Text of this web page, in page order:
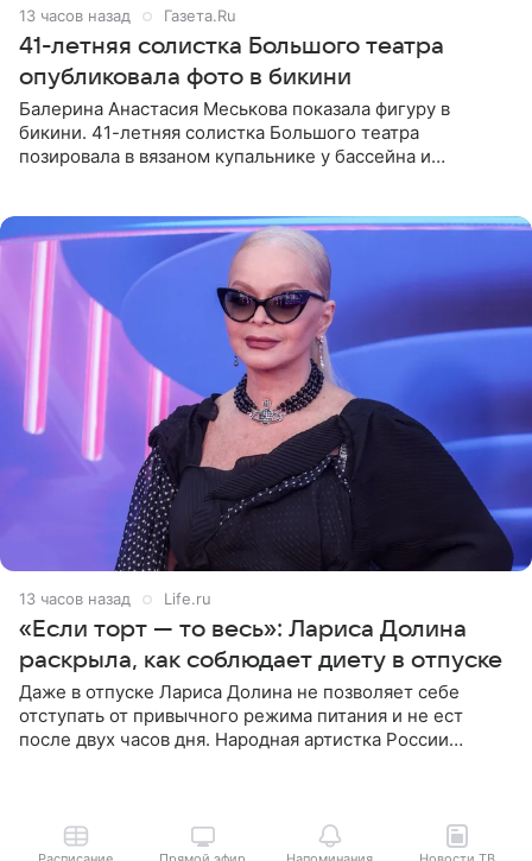
13 часов назад Газета.Ru
41-летняя солистка Большого театра
опубликовала фото в бикини
Балерина Анастасия Меськова показала фигуру в
бикини. 41-летняя солистка Большого театра
позировала в вязаном купальнике у бассейна и
13 часов назад Life.ru
«Если торт — то весь»: Лариса Долина
раскрыла, как соблюдает диету в отпуске
Даже в отпуске Лариса Долина не позволяет себе
отступать от привычного режима питания и не ест
после двух часов дня. Народная артистка России